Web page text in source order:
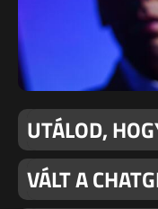
UTÁLOD,
VÁLT A